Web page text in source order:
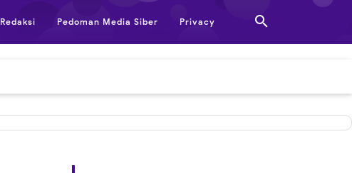

Redaksi Pedoman Media Siber Privacy